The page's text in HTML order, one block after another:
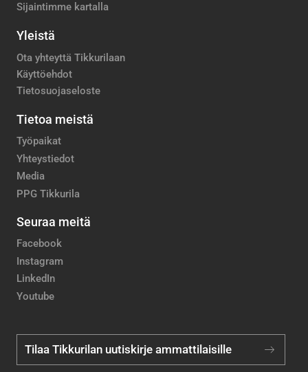
Sijaintimme kartalla
Yleistä
Ota yhteyttä Tikkurilaan
Käyttöehdot
Tietosuojaseloste
Tietoa meistä
Työpaikat
Yhteystiedot
Media
PPG Tikkurila
Seuraa meitä
Facebook
Instagram
LinkedIn
Youtube
Tilaa Tikkurilan uutiskirje ammattilaisille